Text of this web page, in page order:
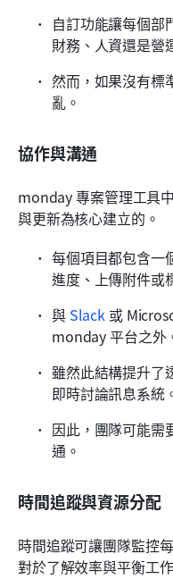
自訂功能讓每個部
財務、人資還是營
然而，如果沒有標
亂。
協作與溝通
monday 專案管理工具
與更新為核心建立的。
每個項目都包含一
進度、上傳附件或
與 Slack 或
monday 平台之外
雖然此結構提升了
即時討論訊息系統
因此，團隊可能需
通。
時間追蹤與資源分配
時間追蹤可讓團隊監控
對於了解效率與平衡工